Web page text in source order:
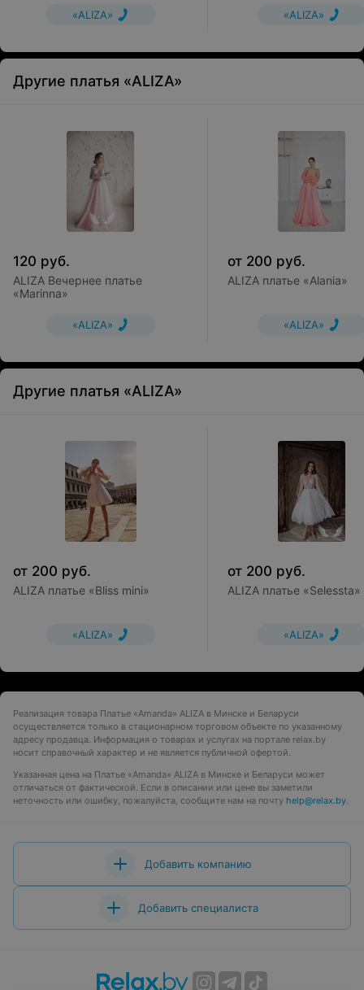
«ALIZA» «ALIZA»
Другие платья «ALIZA»
120 руб.
ALIZA Вечернее платье
«Marinna»
«ALIZA»
от 200 руб.
ALIZA платье «Alania»
«ALIZA»
Другие платья «ALIZA»
от 200 руб.
ALIZA платье «Bliss mini»
«ALIZA»
от 200 руб.
ALIZA платье «Selessta»
«ALIZA»
Реализация товара Платье «Amanda» ALIZA в Минске и Беларуси
осуществляется только в стационарном торговом объекте по указанному
адресу продавца. Информация о товарах и услугах на портале relax.by
носит справочный характер и не является публичной офертой.
Указанная цена на Платье «Amanda» ALIZA в Минске и Беларуси может
отличаться от фактической. Если в описании или цене вы заметили
неточность или ошибку, пожалуйста, сообщите нам на почту help@relax.by.
Добавить компанию
Добавить специалиста